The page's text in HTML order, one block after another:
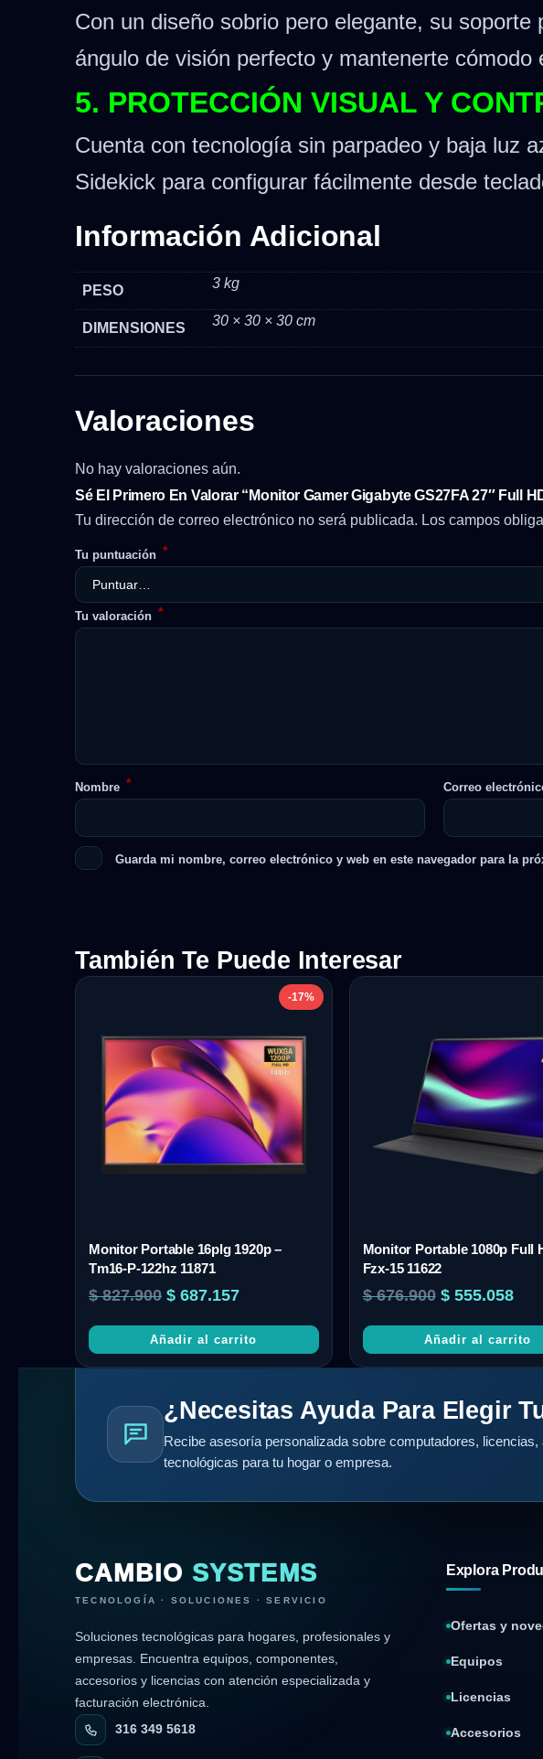
Con un diseño sobrio pero elegante, su
ángulo de visión perfecto y mantenerte cómodo
5. PROTECCIÓN VISUAL Y
Cuenta con tecnología sin parpadeo y baja luz
Sidekick para configurar fácilmente desde
Información Adicional
PESO 3 kg
DIMENSIONES 30 × 30 × 30 cm
Valoraciones
No hay valoraciones aún.
Sé El Primero En Valorar “Monitor Gamer Gigabyte GS27FA 27″ Full
Tu dirección de correo electrónico no será publicada. Los campos
Tu puntuación *
Tu valoración *
Nombre * Correo
Guarda mi nombre, correo electrónico y web en este navegador para la
También Te Puede Interesar
-17%
Monitor Portable 16plg 1920p –
Tm16-P-122hz 11871
$827.900 $ 687.157
Añadir al carrito
Monitor Portable 1080p Full
Fzx-15 11622
$676.900 $555.058
Añadir al carrito
¿Necesitas Ayuda Para Elegir
Recibe asesoría personalizada sobre computadores,
tecnológicas para tu hogar o empresa.
CAMBIO SYSTEMS
TECNOLOGÍA · SOLUCIONES · SERVICIO
Soluciones tecnológicas para hogares, profesionales y
empresas. Encuentra equipos, componentes,
accesorios y licencias con atención especializada y
facturación electrónica.
316 349 5618
Explora
Ofertas y
Equipos
Licencias
Accesorios